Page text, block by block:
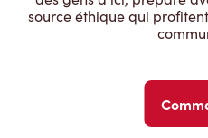
source éthique qui